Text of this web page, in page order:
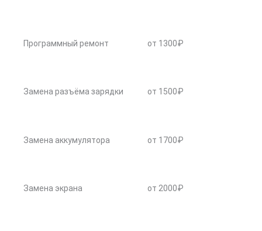
Программный ремонт от 1300₽
Замена разъёма зарядки от 1500₽
Замена аккумулятора от 1700₽
Замена экрана от 2000₽